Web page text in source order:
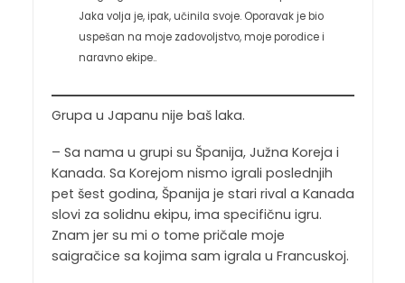
Jaka volja je, ipak, učinila svoje. Oporavak je bio
uspešan na moje zadovoljstvo, moje porodice i
naravno ekipe..
Grupa u Japanu nije baš laka.
– Sa nama u grupi su Španija, Južna Koreja i
Kanada. Sa Korejom nismo igrali poslednjih
pet šest godina, Španija je stari rival a Kanada
slovi za solidnu ekipu, ima specifičnu igru.
Znam jer su mi o tome pričale moje
saigračice sa kojima sam igrala u Francuskoj.